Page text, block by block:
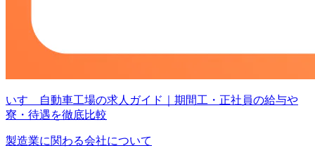
いすゞ自動車工場の求人ガイド｜期間工・正社員の給与や
寮・待遇を徹底比較
製造業に関わる会社について